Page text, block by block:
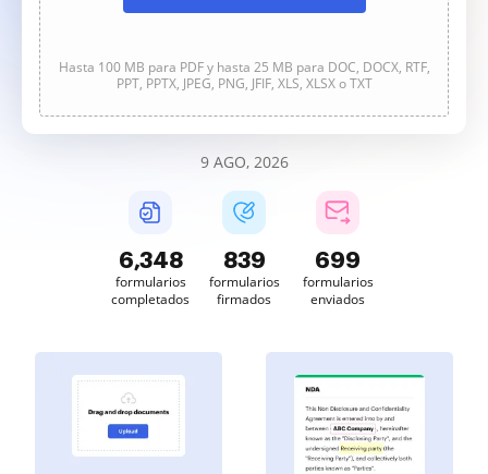
Hasta 100 MB para PDF y hasta 25 MB para DOC, DOCX, RTF,
PPT, PPTX, JPEG, PNG, JFIF, XLS, XLSX o TXT
9 AGO, 2026
6,349
formularios
completados
839
formularios
firmados
699
formularios
enviados